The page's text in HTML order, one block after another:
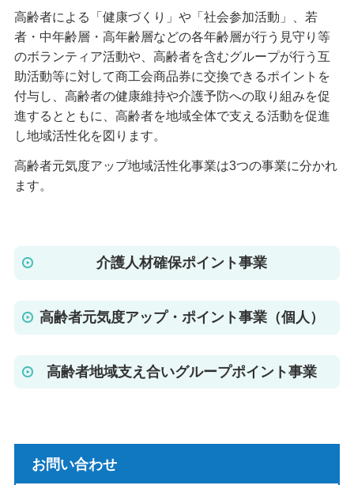
高齢者による「健康づくり」や「社会参加活動」、若
者・中年齢層・高年齢層などの各年齢層が行う見守り等
のボランティア活動や、高齢者を含むグループが行う互
助活動等に対して商工会商品券に交換できるポイントを
付与し、高齢者の健康維持や介護予防への取り組みを促
進するとともに、高齢者を地域全体で支える活動を促進
し地域活性化を図ります。
高齢者元気度アップ地域活性化事業は3つの事業に分かれ
ます。
介護人材確保ポイント事業
高齢者元気度アップ・ポイント事業（個人）
高齢者地域支え合いグループポイント事業
お問い合わせ